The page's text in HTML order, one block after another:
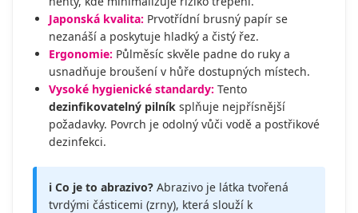
Japonská kvalita: Prvotřídní brusný papír se
nezanáší a poskytuje hladký a čistý řez.
Ergonomie: Půlměsíc skvěle padne do ruky a
usnadňuje broušení v hůře dostupných místech.
Vysoké hygienické standardy: Tento
dezinfikovatelný pilník splňuje nejpřísnější
požadavky. Povrch je odolný vůči vodě a postřikové
dezinfekci.
ℹ️ Co je to abrazivo? Abrazivo je látka tvořená
tvrdými částicemi (zrny), která slouží k